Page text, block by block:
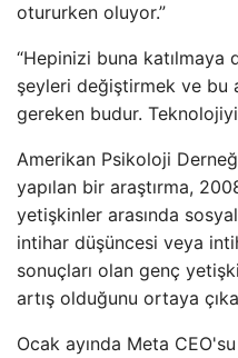
otururken oluyor.”
“Hepinizi buna katılmaya
şeyleri değiştirmek ve
gereken budur.
Amerikan Psikoloji
yapılan bir araştırma,
yetişkinler arasında
intihar düşüncesi veya
sonuçları olan genç
artış olduğunu ortaya
Ocak ayında Meta